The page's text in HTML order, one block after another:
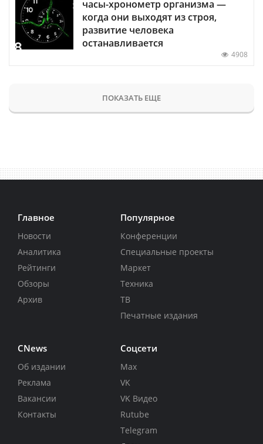
часы-хронометр организма —
когда они выходят из строя,
развитие человека
останавливается
4908
ПОКАЗАТЬ ЕЩЕ
Главное
Новости
Аналитика
Рейтинги
Обзоры
Архив
Популярное
Конференции
Специальные проекты
Маркет
Техника
ТВ
Печатные издания
CNews
Об издании
Реклама
Вакансии
Контакты
Соцсети
Max
VK
VK Видео
Rutube
Telegram